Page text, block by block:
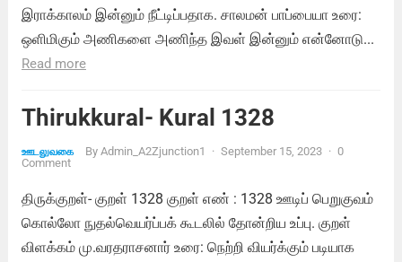
இராக்காலம் இன்னும் நீட்டிப்பதாக. சாலமன் பாப்பையா உரை:
ஒளிமிகும் அணிகளை அணிந்த இவள் இன்னும் என்னோடு...
Read more
Thirukkural- Kural 1328
ஊடலுவகை By Admin_A2Zjunction1 · September 15, 2023 · 0
Comment
திருக்குறள்- குறள் 1328 குறள் எண் : 1328 ஊடிப் பெறுகுவம்
கொல்லோ நுதல்வெயர்ப்பக் கூடலில் தோன்றிய உப்பு. குறள்
விளக்கம் மு.வரதராசனார் உரை: நெற்றி வியர்க்கும் படியாக